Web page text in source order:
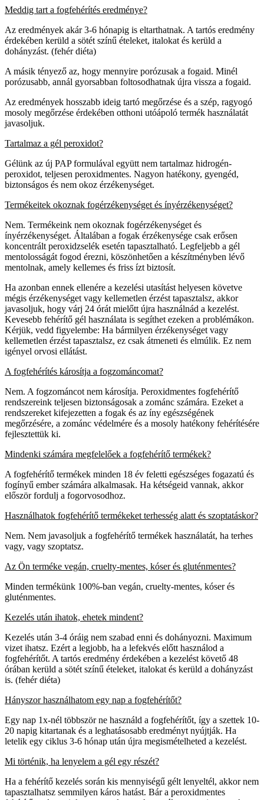
Meddig tart a fogfehérítés eredménye?
Az eredmények akár 3-6 hónapig is eltarthatnak. A tartós eredmény
érdekében kerüld a sötét színű ételeket, italokat és kerüld a
dohányzást. (fehér diéta)
A másik tényező az, hogy mennyire porózusak a fogaid. Minél
porózusabb, annál gyorsabban foltosodhatnak újra vissza a fogaid.
Az eredmények hosszabb ideig tartó megőrzése és a szép, ragyogó
mosoly megőrzése érdekében otthoni utóápoló termék használatát
javasoljuk.
Tartalmaz a gél peroxidot?
Gélünk az új PAP formulával együtt nem tartalmaz hidrogén-
peroxidot, teljesen peroxidmentes. Nagyon hatékony, gyengéd,
biztonságos és nem okoz érzékenységet.
Termékeitek okoznak fogérzékenységet és ínyérzékenységet?
Nem. Termékeink nem okoznak fogérzékenységet és
ínyérzékenységet. Általában a fogak érzékenysége csak erősen
koncentrált peroxidzselék esetén tapasztalható. Legfeljebb a gél
mentolosságát fogod érezni, köszönhetően a készítményben lévő
mentolnak, amely kellemes és friss ízt biztosít.
Ha azonban ennek ellenére a kezelési utasítást helyesen követve
mégis érzékenységet vagy kellemetlen érzést tapasztalsz, akkor
javasoljuk, hogy várj 24 órát mielőtt újra használnád a kezelést.
Kevesebb fehérítő gél használata is segíthet ezeken a problémákon.
Kérjük, vedd figyelembe: Ha bármilyen érzékenységet vagy
kellemetlen érzést tapasztalsz, ez csak átmeneti és elmúlik. Ez nem
igényel orvosi ellátást.
A fogfehérítés károsítja a fogzománcomat?
Nem. A fogzománcot nem károsítja. Peroxidmentes fogfehérítő
rendszereink teljesen biztonságosak a zománc számára. Ezeket a
rendszereket kifejezetten a fogak és az íny egészségének
megőrzésére, a zománc védelmére és a mosoly hatékony fehérítésére
fejlesztettük ki.
Mindenki számára megfelelőek a fogfehérítő termékek?
A fogfehérítő termékek minden 18 év feletti egészséges fogazatú és
fogínyű ember számára alkalmasak. Ha kétségeid vannak, akkor
először fordulj a fogorvosodhoz.
Használhatok fogfehérítő termékeket terhesség alatt és szoptatáskor?
Nem. Nem javasoljuk a fogfehérítő termékek használatát, ha terhes
vagy, vagy szoptatsz.
Az Ön terméke vegán, cruelty-mentes, kóser és gluténmentes?
Minden termékünk 100%-ban vegán, cruelty-mentes, kóser és
gluténmentes.
Kezelés után ihatok, ehetek mindent?
Kezelés után 3-4 óráig nem szabad enni és dohányozni. Maximum
vizet ihatsz. Ezért a legjobb, ha a lefekvés előtt használod a
fogfehérítőt. A tartós eredmény érdekében a kezelést követő 48
órában kerüld a sötét színű ételeket, italokat és kerüld a dohányzást
is. (fehér diéta)
Hányszor használhatom egy nap a fogfehérítőt?
Egy nap 1x-nél többször ne használd a fogfehérítőt, így a szettek 10-
20 napig kitartanak és a leghatásosabb eredményt nyújtják. Ha
letelik egy ciklus 3-6 hónap után újra megismételheted a kezelést.
Mi történik, ha lenyelem a gél egy részét?
Ha a fehérítő kezelés során kis mennyiségű gélt lenyeltél, akkor nem
tapasztalhatsz semmilyen káros hatást. Bár a peroxidmentes